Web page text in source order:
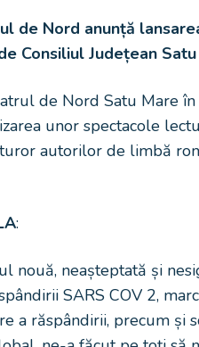
de Nord anunță
Consiliul Județean
de Nord Satu Mare
unor spectacole
autorilor de limbă
:
nouă, neașteptată și
SARS COV 2,
a răspândirii, precum și